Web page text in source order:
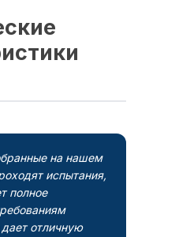
на нашем
испытания,
полное
отличную